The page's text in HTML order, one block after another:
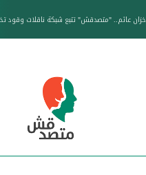
خزان عائم.. "متصدقش" تتبع شبكة ناقلات وقود